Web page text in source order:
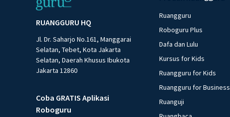
RUANGGURU HQ
Jl. Dr. Saharjo No.161, Manggarai
Selatan, Tebet, Kota Jakarta
Selatan, Daerah Khusus Ibukota
Jakarta 12860
Coba GRATIS Aplikasi
Roboguru
Ruangguru
Roboguru Plus
Dafa dan Lulu
Kursus for Kids
Ruangguru for Kids
Ruangguru for Business
Ruanguji